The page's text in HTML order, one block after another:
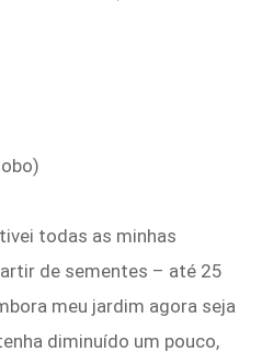
todas as minhas
de sementes – até 25
meu jardim agora seja
diminuído um pouco,